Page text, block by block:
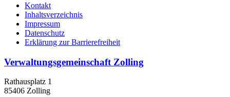
Kontakt
Inhaltsverzeichnis
Impressum
Datenschutz
Erklärung zur Barrierefreiheit
Verwaltungsgemeinschaft Zolling
Rathausplatz 1
85406 Zolling